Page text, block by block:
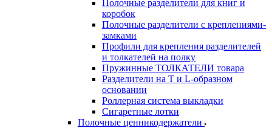
Полочные разделители для книг и
коробок
Полочные разделители с креплениями-
замками
Профили для крепления разделителей
и толкателей на полку
Пружинные ТОЛКАТЕЛИ товара
Разделители на Т и L-образном
основании
Роллерная система выкладки
Сигаретные лотки
Полочные ценникодержатели